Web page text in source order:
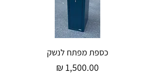
כספת מפתח לנשק
מחיר